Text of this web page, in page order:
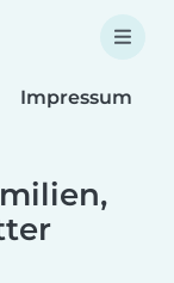
Impressum